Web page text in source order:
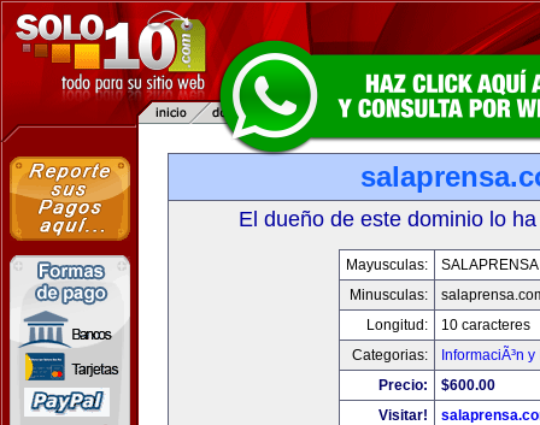
El dueño de este dominio lo
Mayusculas:
Minusculas:
Longitud:
10 caracteres
Categorias:
InformaciÃ³n
Precio:
$600.00
Visitar!